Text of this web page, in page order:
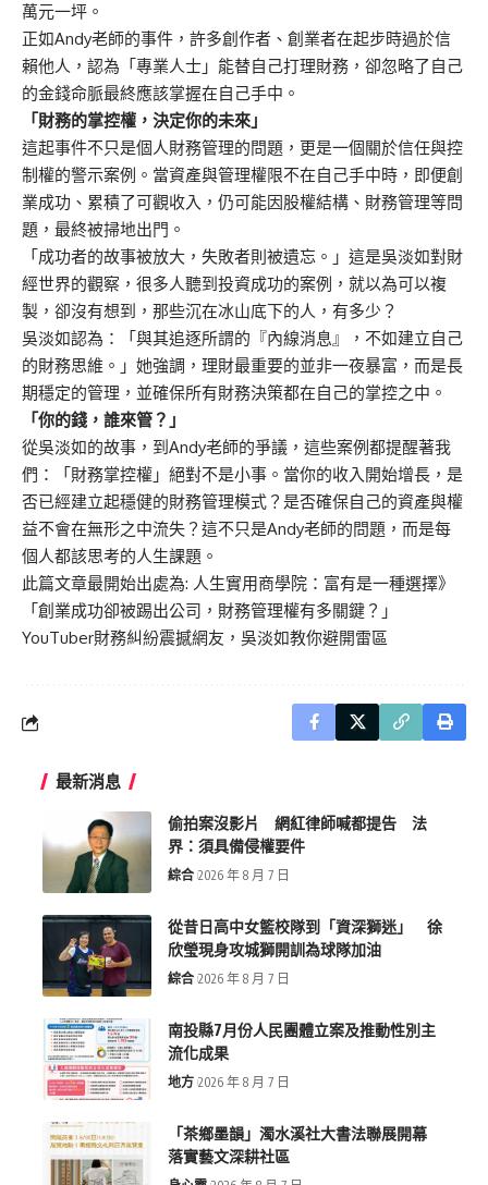
萬元一坪。
正如Andy老師的事件，許多創作者、創業者在起步時過於信
賴他人，認為「專業人士」能替自己打理財務，卻忽略了自己
的金錢命脈最終應該掌握在自己手中。
「財務的掌控權，決定你的未來」
這起事件不只是個人財務管理的問題，更是一個關於信任與控
制權的警示案例。當資產與管理權限不在自己手中時，即便創
業成功、累積了可觀收入，仍可能因股權結構、財務管理等問
題，最終被掃地出門。
「成功者的故事被放大，失敗者則被遺忘。」這是吳淡如對財
經世界的觀察，很多人聽到投資成功的案例，就以為可以複
製，卻沒有想到，那些沉在冰山底下的人，有多少？
吳淡如認為：「與其追逐所謂的『內線消息』，不如建立自己
的財務思維。」她強調，理財最重要的並非一夜暴富，而是長
期穩定的管理，並確保所有財務決策都在自己的掌控之中。
「你的錢，誰來管？」
從吳淡如的故事，到Andy老師的爭議，這些案例都提醒著我
們：「財務掌控權」絕對不是小事。當你的收入開始增長，是
否已經建立起穩健的財務管理模式？是否確保自己的資產與權
益不會在無形之中流失？這不只是Andy老師的問題，而是每
個人都該思考的人生課題。
此篇文章最開始出處為: 人生實用商學院：富有是一種選擇》
「創業成功卻被踢出公司，財務管理權有多關鍵？」
YouTuber財務糾紛震撼網友，吳淡如教你避開雷區
最新消息
偷拍案沒影片 網紅律師喊都提告 法
界：須具備侵權要件
綜合 2026 年 8 月 7 日
從昔日高中女籃校隊到「資深獅迷」 徐
欣瑩現身攻城獅開訓為球隊加油
綜合 2026 年 8 月 7 日
南投縣7月份人民團體立案及推動性別主
流化成果
地方 2026 年 8 月 7 日
「茶鄉墨韻」濁水溪社大書法聯展開幕
落實藝文深耕社區